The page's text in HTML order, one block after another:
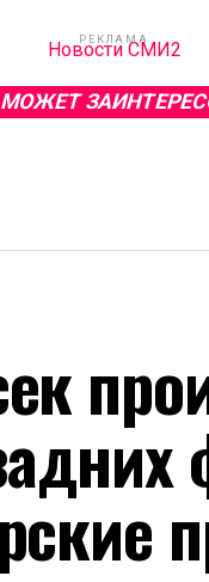
РЕКЛАМА
Новости СМИ2